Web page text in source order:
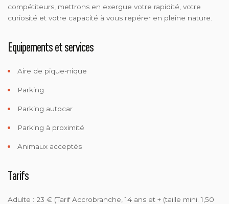
compétiteurs, mettrons en exergue votre rapidité, votre
curiosité et votre capacité à vous repérer en pleine nature.
Equipements et services
Aire de pique-nique
Parking
Parking autocar
Parking à proximité
Animaux acceptés
Tarifs
Adulte : 23 € (Tarif Accrobranche, 14 ans et + (taille mini. 1,50